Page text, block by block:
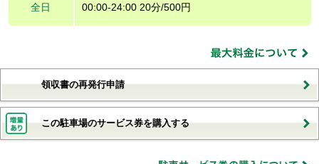
全日 00:00-24:00 20分/500円
領収書の再発行申請
この駐車場のサービス券を購入する